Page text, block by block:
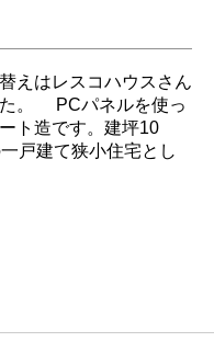
えはレスコハウスさん
た。 PCパネルを使っ
ト造です。建坪10
戸建て狭小住宅とし